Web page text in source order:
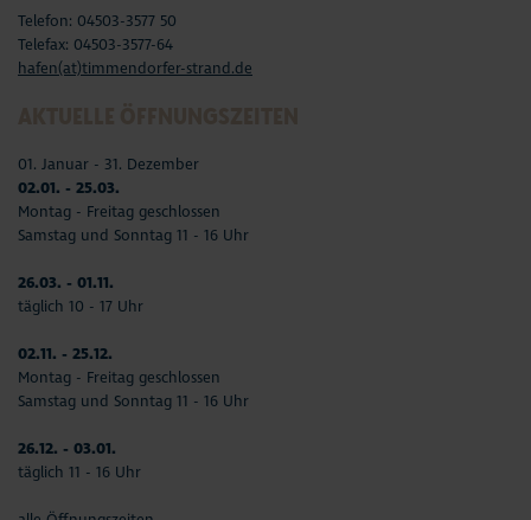
Telefon: 04503-3577 50
Telefax: 04503-3577-64
hafen(at)timmendorfer-strand.de
01. Januar - 31. Dezember
02.01. - 25.03.
Montag - Freitag geschlossen
Samstag und Sonntag 11 - 16 Uhr
26.03. - 01.11.
täglich 10 - 17 Uhr
02.11. - 25.12.
Montag - Freitag geschlossen
Samstag und Sonntag 11 - 16 Uhr
26.12. - 03.01.
täglich 11 - 16 Uhr